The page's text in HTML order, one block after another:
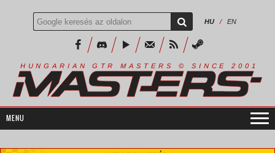
HU / EN
H U N G A R I A N G T R M A S T E R S © S I N C E 2 0 0 1